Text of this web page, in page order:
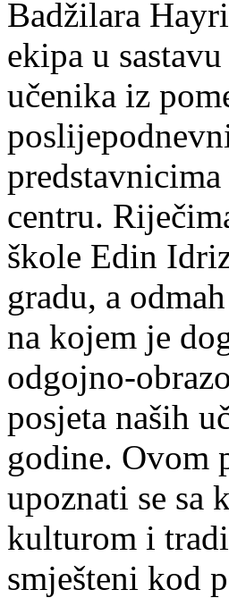
Badžilara
ekipa u
učenika iz
centru.
škole Edin
gradu, a
na kojem je
odgojno-
posjeta naših
godine. Ovom
upoznati se sa
kulturom i
smješteni kod